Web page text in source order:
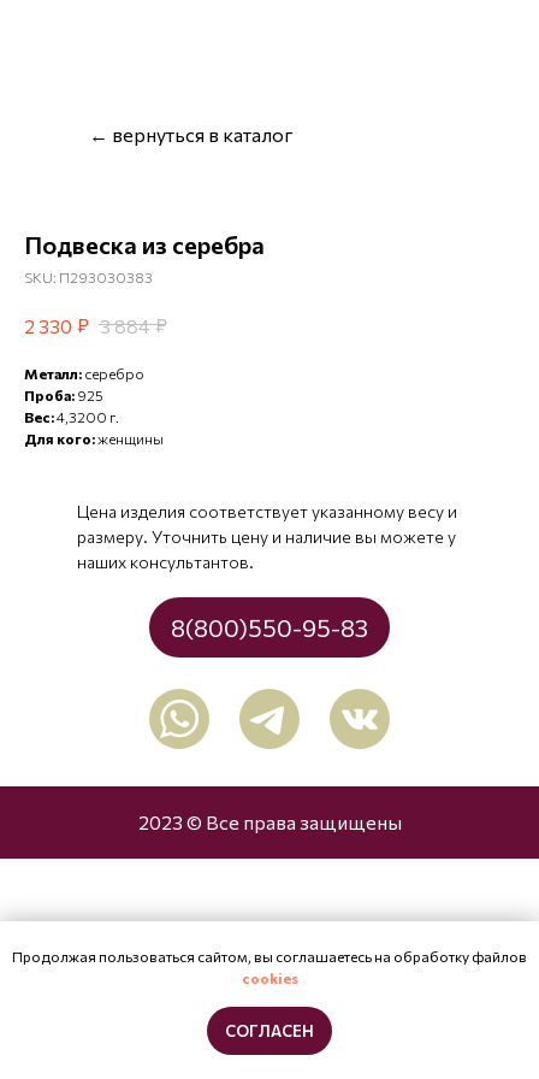
← вернуться в каталог
Подвеска из серебра
SKU: П293030383
2 330 ₽ 3 884 ₽
Металл: серебро
Проба: 925
Вес:4,3200 г.
Для кого:женщины
Цена изделия соответствует указанному весу и
размеру. Уточнить цену и наличие вы можете у
наших консультантов.
8(800)550-95-83
2023 © Все права защищены
Продолжая пользоваться сайтом, вы соглашаетесь на обработку файлов
cookies
СОГЛАСЕН